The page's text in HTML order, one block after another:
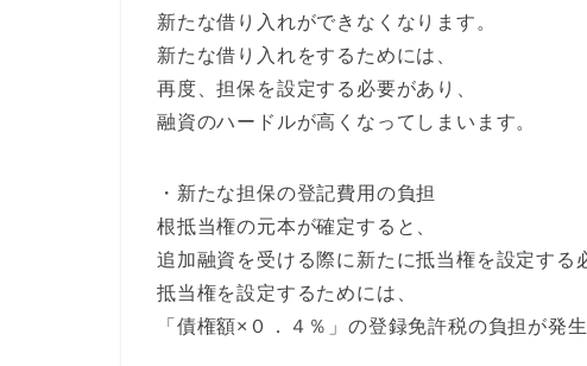
新たな借り入れができなくなります。
新たな借り入れをするためには、
再度、担保を設定する必要があり、
融資のハードルが高くなってしまいます。
・新たな担保の登記費用の負担
根抵当権の元本が確定すると、
追加融資を受ける際に新たに抵当権を設定する
抵当権を設定するためには、
「債権額×０．４％」の登録免許税の負担が発